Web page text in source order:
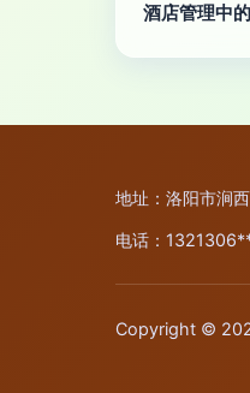
酒店管理中
地址：洛阳市涧
电话：
Copyright ©